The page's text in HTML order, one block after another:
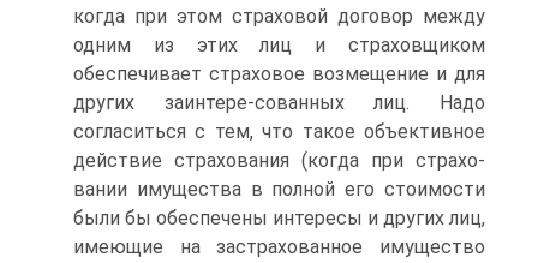
когда при этом страховой договор между
одним из этих лиц и страховщиком
обеспечивает страховое возмещение и для
других заинтере-сованных лиц. Надо
согласиться с тем, что такое объективное
действие страхования (когда при страхо-
вании имущества в полной его стоимости
были бы обеспечены интересы и других лиц,
имеющие на застрахованное имущество